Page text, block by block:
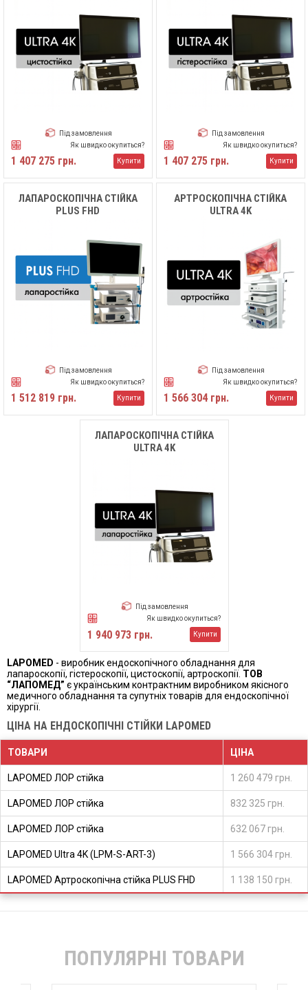
Під замовлення
Як швидко окупиться?
1 407 275 грн. Купити
Під замовлення
Як швидко окупиться?
1 407 275 грн. Купити
ЛАПАРОСКОПІЧНА СТІЙКА
PLUS FHD
Під замовлення
Як швидко окупиться?
1 512 819 грн. Купити
АРТРОСКОПІЧНА СТІЙКА
ULTRA 4K
Під замовлення
Як швидко окупиться?
1 566 304 грн. Купити
ЛАПАРОСКОПІЧНА СТІЙКА
ULTRA 4K
Під замовлення
Як швидко окупиться?
1 940 973 грн. Купити
LAPOMED - виробник ендоскопічного обладнання для
лапароскопії, гістероскопії, цистоскопії, артроскопії. ТОВ
“ЛАПОМЕД” є українським контрактним виробником якісного
медичного обладнання та супутніх товарів для ендоскопічної
хірургії.
ЦІНА НА ЕНДОСКОПІЧНІ CТІЙКИ LAPOMED
ТОВАРИ ЦІНА
LAPOMED ЛОР стійка 1 260 479 грн.
LAPOMED ЛОР стійка 832 325 грн.
LAPOMED ЛОР стійка 632 067 грн.
LAPOMED Ultra 4K (LPM-S-ART-3) 1 566 304 грн.
LAPOMED Артроскопічна стійка PLUS FHD 1 138 150 грн.
ПОПУЛЯРНІ ТОВАРИ